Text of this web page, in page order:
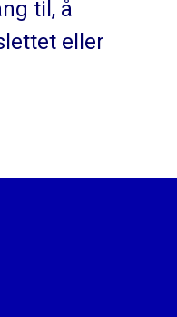
til, å
eller